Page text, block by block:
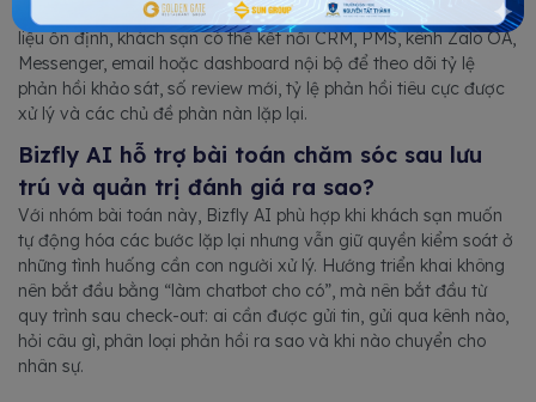
Giai đoạn 3 là kết nối hệ thống và đo hiệu quả. Khi đã có dữ
liệu ổn định, khách sạn có thể kết nối CRM, PMS, kênh Zalo OA,
Messenger, email hoặc dashboard nội bộ để theo dõi tỷ lệ
phản hồi khảo sát, số review mới, tỷ lệ phản hồi tiêu cực được
xử lý và các chủ đề phàn nàn lặp lại.
Bizfly AI hỗ trợ bài toán chăm sóc sau lưu
trú và quản trị đánh giá ra sao?
Với nhóm bài toán này, Bizfly AI phù hợp khi khách sạn muốn
tự động hóa các bước lặp lại nhưng vẫn giữ quyền kiểm soát ở
những tình huống cần con người xử lý. Hướng triển khai không
nên bắt đầu bằng “làm chatbot cho có”, mà nên bắt đầu từ
quy trình sau check-out: ai cần được gửi tin, gửi qua kênh nào,
hỏi câu gì, phân loại phản hồi ra sao và khi nào chuyển cho
nhân sự.